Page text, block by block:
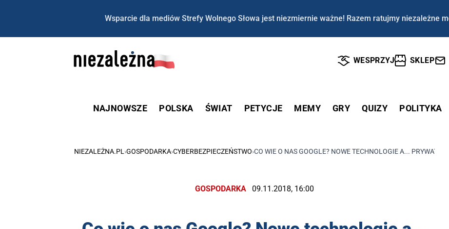
Wsparcie dla mediów Strefy Wolnego Słowa jest niezmiernie ważne! Razem ratujmy niezależne
WESPRZYJ SKLEP
NAJNOWSZE POLSKA ŚWIAT PETYCJE MEMY GRY QUIZY POLITYKA
NIEZALEŻNA.PL ›GOSPODARKA›CYBERBEZPIECZEŃSTWO›CO WIE O NAS GOOGLE? NOWE TECHNOLOGIE A...
GOSPODARKA 09.11.2018, 16:00